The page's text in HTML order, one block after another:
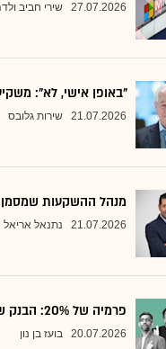
27.07.2026 שירי חביב
"באופן אישי, לא":
21.07.2026 שירות גלובס
מנהל ההשקעות שמסמן
21.07.2026 נתנאל אריאל
פרמיה של 20%: הבנק שממליץ על שלוש ענקיות הטכנולוגיה
20.07.2026 בועז בן נון